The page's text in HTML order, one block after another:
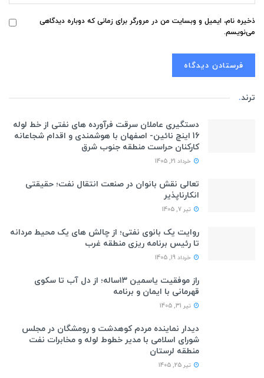
ذخیره نام، ایمیل و وبسایت من در مرورگر برای زمانی که دوباره دیدگاهی
می‌نویسم.
ترند.
دستگیری عاملان سرقت فرآورده های نفتی از خط لوله
16 اینچ نائین- اصفهان با هوشمندی و اقدام شجاعانه
کارکنان حراست منطقه جنوب شرق
خرداد 21, 1405
تعالی نقش بانوان در صنعت انتقال نفت؛ حقیقتی
انکارناپذیر
تیر 7, 1405
روایت یک بانوی نفتی؛ از چالش های یک محیط مردانه
تا رئیس برنامه ریزی منطقه غرب
خرداد 19, 1405
راز موفقیت یاسمین ۱۳ساله؛ از دل آب تا سکوی
قهرمانی با ایمان و برنامه
تیر 31, 1405
دیدار نماینده مردم کوهدشت و رومشگان در مجلس
شورای اسلامی با مدیر خطوط لوله و مخابرات نفت
منطقه لرستان
تیر 25, 1405